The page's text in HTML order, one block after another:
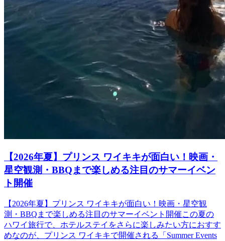
【2026年夏】プリンス ワイキキが面白い！映画・
星空観測・BBQまで楽しめる注目のサマーイベン
ト開催
【2026年夏】プリンス ワイキキが面白い！映画・星空観
測・BBQまで楽しめる注目のサマーイベント開催この夏の
ハワイ旅行で、ホテルステイをさらに楽しみたい方におすす
めなのが、プリンス ワイキキで開催される「Summer Events